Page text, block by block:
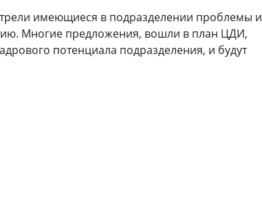
имеющиеся в подразделении проблемы и
Многие предложения, вошли в план ЦДИ,
потенциала подразделения, и будут